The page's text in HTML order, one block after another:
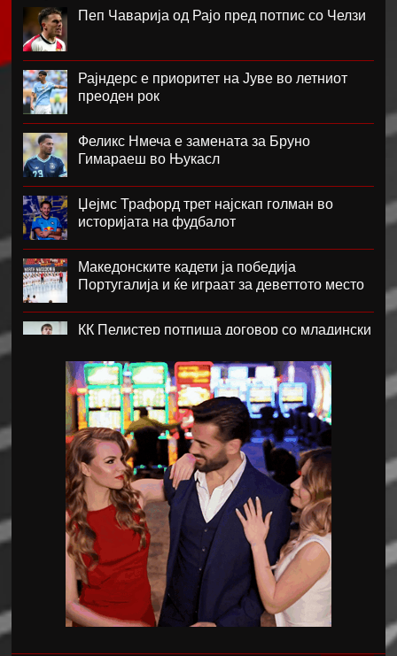
Пеп Чаварија од Рајо пред потпис со Челзи
Рајндерс е приоритет на Јуве во летниот
преоден рок
Феликс Нмеча е замената за Бруно
Гимараеш во Њукасл
Џејмс Трафорд трет најскап голман во
историјата на фудбалот
Македонските кадети ја победија
Португалија и ќе играат за деветтото место
КК Пелистер потпиша договор со младински
Магнес Аклиуш официјално претставен во
Париз
Мики ван де Вен се согласи на нов договор
со Тотенхем
Лина Ѓорческа го заврши настапот во
Лајпциг
Барса и Сити почнаа преговори за Родри,
испратена и првата понуда